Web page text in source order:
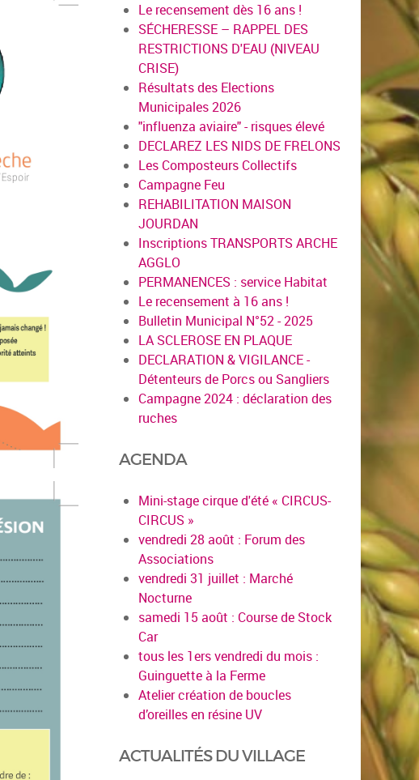
Le recensement dès 16 ans !
SÉCHERESSE – RAPPEL DES
RESTRICTIONS D'EAU (NIVEAU
CRISE)
Résultats des Elections
Municipales 2026
"influenza aviaire" - risques élevé
DECLAREZ LES NIDS DE FRELONS
Les Composteurs Collectifs
Campagne Feu
REHABILITATION MAISON
JOURDAN
Inscriptions TRANSPORTS ARCHE
AGGLO
PERMANENCES : service Habitat
Le recensement à 16 ans !
Bulletin Municipal N°52 - 2025
LA SCLEROSE EN PLAQUE
DECLARATION & VIGILANCE -
Détenteurs de Porcs ou Sangliers
Campagne 2024 : déclaration des
ruches
AGENDA
Mini-stage cirque d'été « CIRCUS-
CIRCUS »
vendredi 28 août : Forum des
Associations
vendredi 31 juillet : Marché
Nocturne
samedi 15 août : Course de Stock
Car
tous les 1ers vendredi du mois :
Guinguette à la Ferme
Atelier création de boucles
d’oreilles en résine UV
ACTUALITÉS DU VILLAGE